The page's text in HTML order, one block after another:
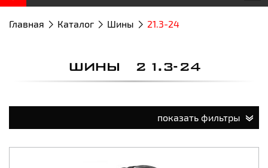
Главная Каталог Шины 21.3-24
ШИНЫ 21.3-24
показать фильтры